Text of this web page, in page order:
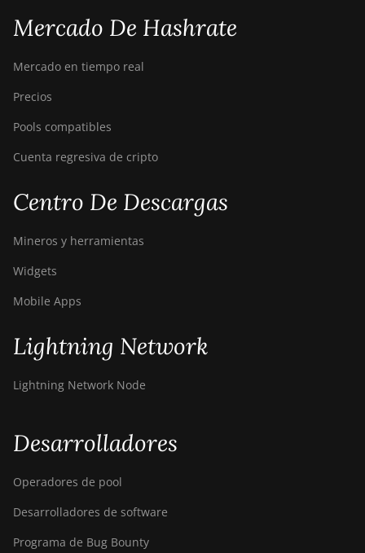
Mercado De Hashrate
Mercado en tiempo real
Precios
Pools compatibles
Cuenta regresiva de cripto
Centro De Descargas
Mineros y herramientas
Widgets
Mobile Apps
Lightning Network
Lightning Network Node
Desarrolladores
Operadores de pool
Desarrolladores de software
Programa de Bug Bounty